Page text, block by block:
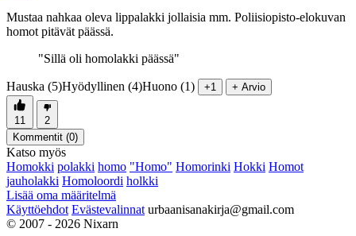
Mustaa nahkaa oleva lippalakki jollaisia mm. Poliisiopisto-elokuvan
homot pitävät päässä.
"Sillä oli homolakki päässä"
Hauska (5)Hyödyllinen (4)Huono (1) +1 + Arvio
11
2
Kommentit (0)
Katso myös
Homokki polakki homo "Homo" Homorinki Hokki Homot
jauholakki Homoloordi holkki
Lisää oma määritelmä
Käyttöehdot Evästevalinnat urbaanisanakirja@gmail.com
© 2007 - 2026 Nixarn